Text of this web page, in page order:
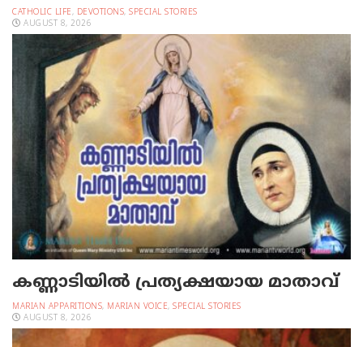
CATHOLIC LIFE, DEVOTIONS, SPECIAL STORIES
AUGUST 8, 2026
കണ്ണാടിയില്‍ പ്രത്യക്ഷയായ മാതാവ്
MARIAN APPARITIONS, MARIAN VOICE, SPECIAL STORIES
AUGUST 8, 2026